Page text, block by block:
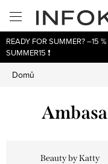
obsah
READY FOR SUMMER? –15
SUMMER15 ❗
Domů
Beauty by Katty